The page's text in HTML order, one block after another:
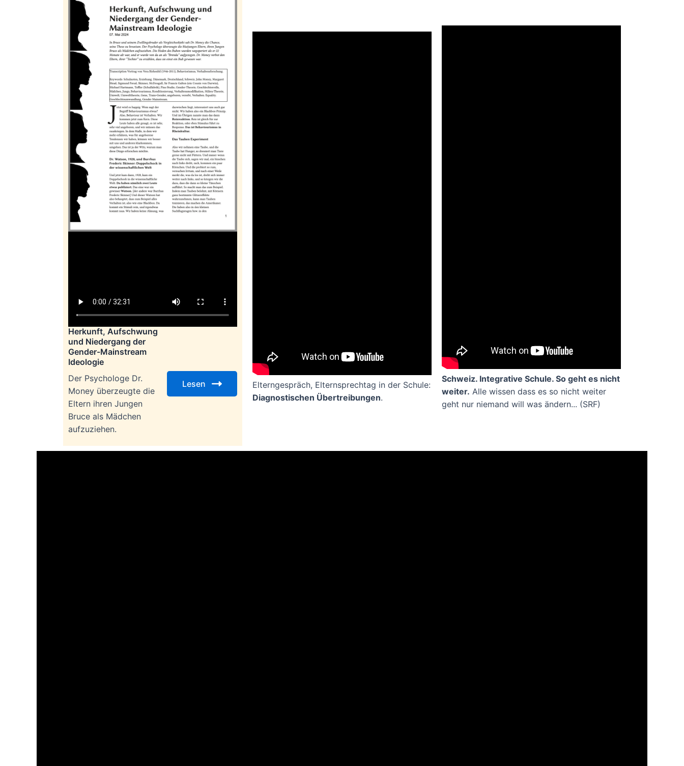
Herkunft, Aufschwung
und Niedergang der
Gender-Mainstream
Ideologie
Der Psychologe Dr.
Money überzeugte die
Eltern ihren Jungen
Bruce als Mädchen
aufzuziehen.
Lesen
Elterngespräch, Elternsprechtag in der Schule:
Diagnostischen Übertreibungen.
Schweiz. Integrative Schule. So geht es nicht
weiter. Alle wissen dass es so nicht weiter
geht nur niemand will was ändern... (SRF)